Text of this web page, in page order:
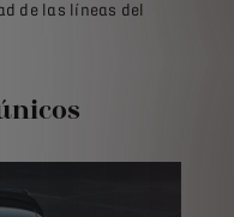
de las líneas del